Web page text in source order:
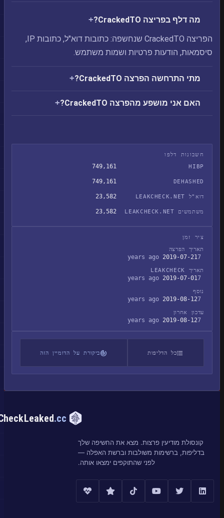
מה דלף בפריצה CrackedTO?
הפריצה CrackedTO שנחשפה: כתובות דוא"ל, כתובות IP,
סיסמאות, הודעות פרטיות ושמות משתמש.
מתי התרחשה הפרצה CrackedTO?
האם אני מושפע מהפרצה CrackedTO?
חשבונות דלפו
HIBP
749,161
DEHASHED
749,161
דוא"ל LEAKCHECK.NET 23,582
משתמשים LEAKCHECK.NET 23,582
ציר זמן
תאריך הפרצה
2019-07-21
תאריך LEAKCHECK
2019-07-01
נוסף
2019-08-12
עדכון אחרון
2019-08-12
כל הדליפות ביקורת על הדומיין הזה
CheckLeaked.cc
קונסולת מודיעין פרצות. מצא את החשיפה שלך
בדליפות, ברשימות משולבות וברשת האפלה —
לפני שהתוקפים ימצאו אותה.